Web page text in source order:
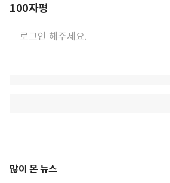
100자평
많이 본 뉴스